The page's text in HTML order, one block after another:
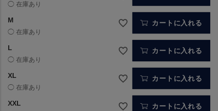
M カートに入れる
L カートに入れる
XL カートに入れる
XXL カートに入れる